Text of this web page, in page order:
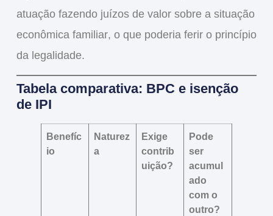
atuação fazendo juízos de valor sobre a situação
econômica familiar, o que poderia ferir o princípio
da legalidade.
Tabela comparativa: BPC e isenção
de IPI
Benefíc
io
Naturez
a
Exige
contrib
uição?
Pode
ser
acumul
ado
com o
outro?